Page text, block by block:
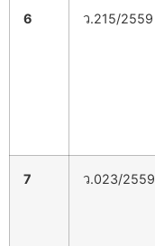
6 ว.215/2559
7 ว.023/2559